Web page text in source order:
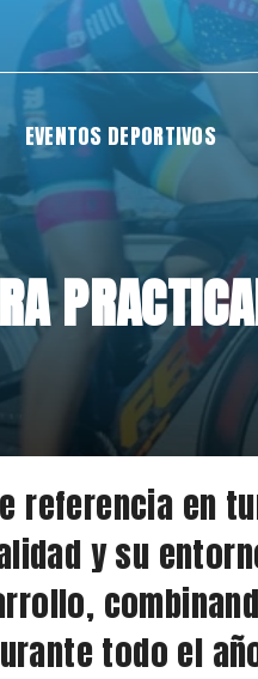
EVENTOS DEPORTIVOS
referencia en
y su
todo el